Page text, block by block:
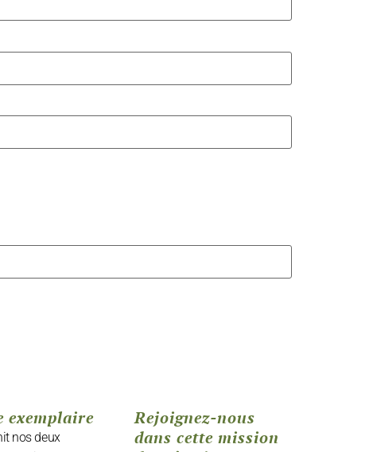
exemplaire
nos deux
Rejoignez-nous
dans cette mission